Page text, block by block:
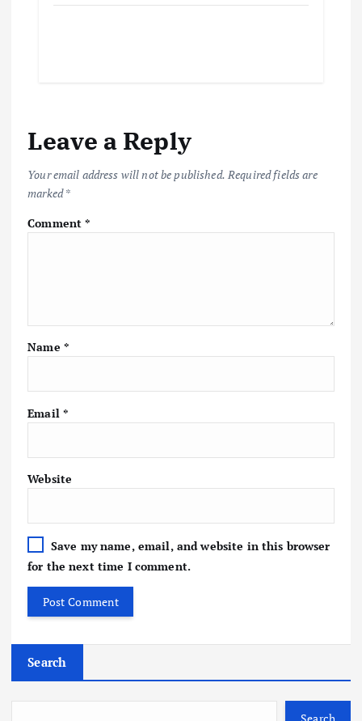
Leave a Reply
Your email address will not be published. Required fields are
marked*
Comment*
Name *
Email *
Website
Save my name, email, and website in this browser
for the next time I comment.
Search